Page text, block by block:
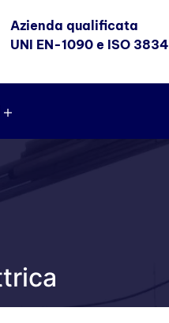
Azienda qualificata
UNI EN-1090 e ISO 3834